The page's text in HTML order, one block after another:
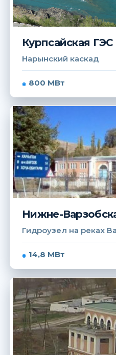
Курпсайская ГЭС
Нарынский каскад
800 МВт
Нижне-
Гидроузел на реках
14,8 МВт